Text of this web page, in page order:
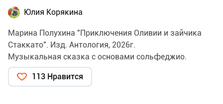
Юлия Корякина
Марина Полухина "Приключения Оливии и зайчика
Стаккато". Изд. Антология, 2026г.
Музыкальная сказка с основами сольфеджио.
113 Нравится